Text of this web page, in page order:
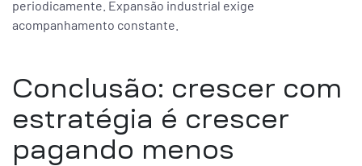
periodicamente. Expansão industrial exige
acompanhamento constante.
Conclusão: crescer com
estratégia é crescer
pagando menos